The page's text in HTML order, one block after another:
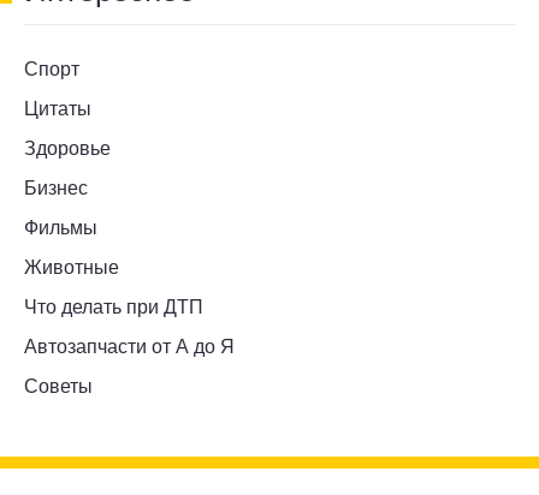
Спорт
Цитаты
Здоровье
Бизнес
Фильмы
Животные
Что делать при ДТП
Автозапчасти от А до Я
Советы